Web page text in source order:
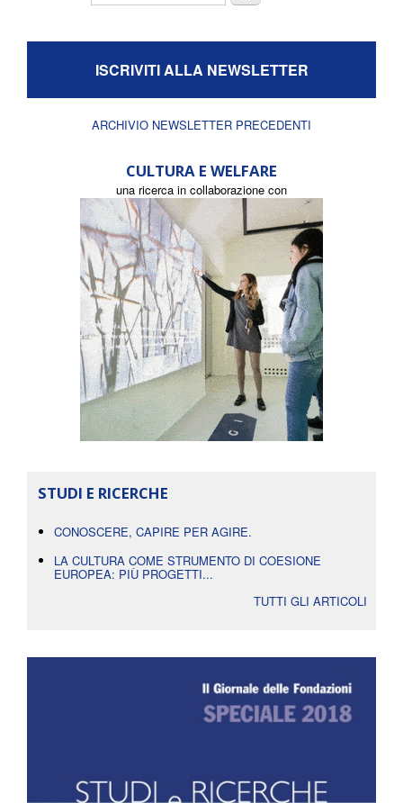
ISCRIVITI ALLA NEWSLETTER
ARCHIVIO NEWSLETTER PRECEDENTI
CULTURA E WELFARE
una ricerca in collaborazione con
STUDI E RICERCHE
CONOSCERE, CAPIRE PER AGIRE.
LA CULTURA COME STRUMENTO DI COESIONE
EUROPEA: PIÙ PROGETTI...
TUTTI GLI ARTICOLI